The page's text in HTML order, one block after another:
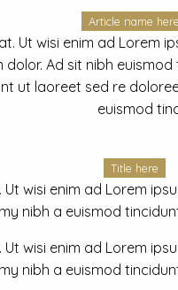
Article name here
Ut wisi enim ad Lorem
Ad sit nibh
ut laoreet sed re
euismod
Title here
wisi enim ad Lorem
nibh a euismod
wisi enim ad Lorem
nibh a euismod